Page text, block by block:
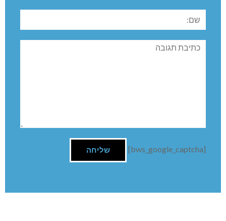
שם:
תגובה
[bws_google_captcha]